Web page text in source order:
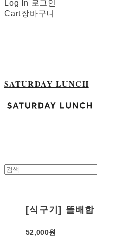
Log In 로그인
Cart장바구니
SATURDAY LUNCH
[식구기] 똘배합
52,000원